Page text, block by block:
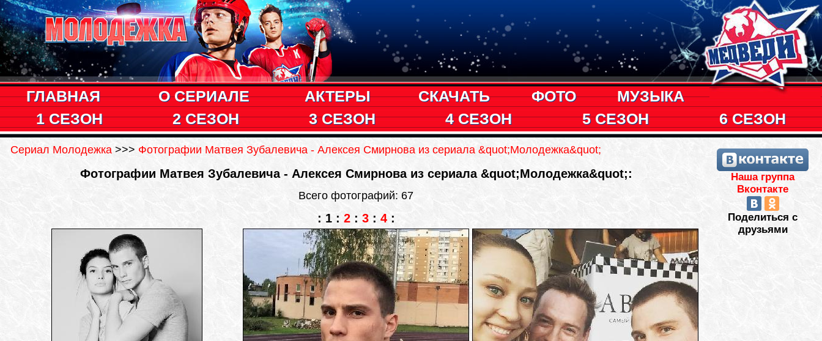
ГЛАВНАЯ О СЕРИАЛЕ АКТЕРЫ СКАЧАТЬ ФОТО
МУЗЫКА
1 СЕЗОН
2 СЕЗОН 3 СЕЗОН 4 СЕЗОН 5 СЕЗОН 6 СЕЗОН
Сериал Молодежка >>> Фотографии Матвея Зубалевича - Алексея Смирнова из сериала &quot;Молодежка&quot;
Фотографии Матвея Зубалевича - Алексея Смирнова из сериала &quot;Молодежка&quot;:
Всего фотографий: 67
: 1: 2: 3: 4:
Наша группа
Вконтакте
Поделиться с
друзьями